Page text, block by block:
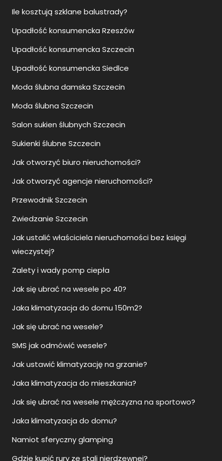
Ile kosztują szklane balustrady?
Upadłość konsumencka Rzeszów
Upadłość konsumencka Szczecin
Upadłość konsumencka Siedlce
Moda ślubna damska Szczecin
Moda ślubna Szczecin
Salon sukien ślubnych Szczecin
Sukienki ślubne Szczecin
Jak otworzyć biuro nieruchomości?
Jak otworzyć agencje nieruchomości?
Przewodnik Szczecin
Zwiedzanie Szczecin
Jak ustalić właściciela nieruchomości bez księgi
wieczystej?
Zalety i wady pomp ciepła
Jak się ubrać na wesele po 40?
Jaka klimatyzacja do domu 150m2?
Jak się ubrać na wesele?
SMS jak odmówić wesele?
Jak ustawić klimatyzację na grzanie?
Jaka klimatyzacja do mieszkania?
Jak się ubrać na wesele mężczyzna na sportowo?
Jaka klimatyzacja do domu?
Namiot sferyczny glamping
Gdzie kupić rury ze stali nierdzewnej?